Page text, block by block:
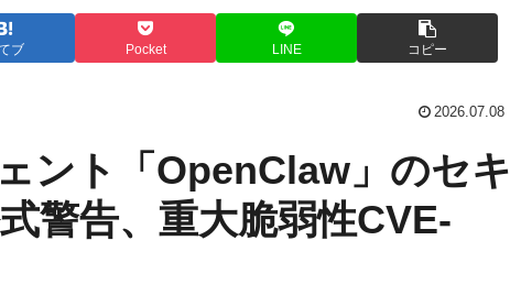
ブ Pocket LINE コピー
2026.07.08
ント「OpenClaw」のセキ
警告、重大脆弱性CVE-